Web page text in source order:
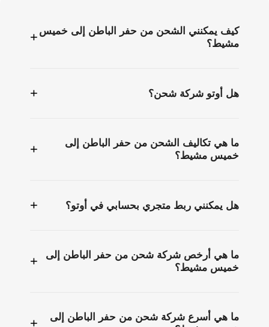
كيف يمكنني الشحن من حفر الباطن إلى خميس
مشيط؟
+
هل أوتو شركة شحن؟ +
ما هي تكاليف الشحن من حفر الباطن إلى
خميس مشيط؟
+
هل يمكنني ربط متجري بحسابي في أوتو؟ +
ما هي أرخص شركة شحن من حفر الباطن إلى
خميس مشيط؟
+
ما هي أسرع شركة شحن من حفر الباطن إلى
+